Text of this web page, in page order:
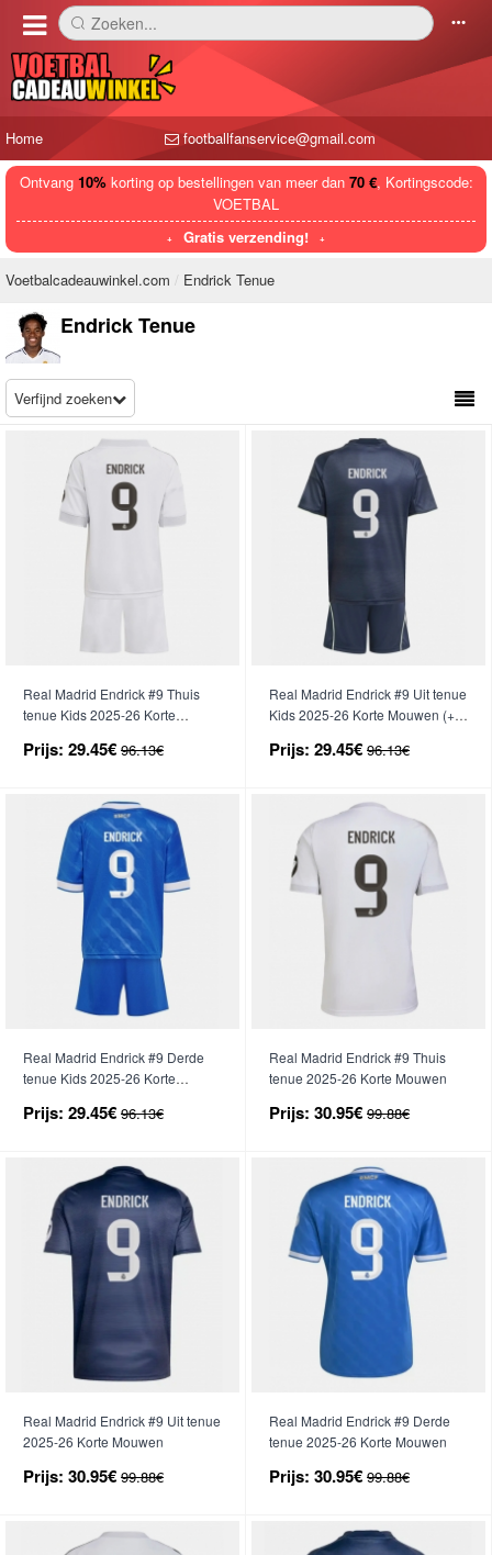
󰅼 Zoeken... 󰄒
Home footballfanservice@gmail.com
Ontvang 10%korting op bestellingen van meer dan 70 €, Kortingscode:
VOETBAL
Gratis verzending!
Voetbalcadeauwinkel.com Endrick Tenue
Endrick Tenue
Verfijnd zoeken
Real Madrid Endrick #9 Thuis
tenue Kids 2025-26 Korte
Prijs: 29.45€ 96.13€
Real Madrid Endrick #9 Uit tenue
Kids 2025-26 Korte Mouwen (+
Prijs: 29.45€ 96.13€
Real Madrid Endrick #9 Derde
tenue Kids 2025-26 Korte
Prijs: 29.45€ 96.13€
Real Madrid Endrick #9 Thuis
tenue 2025-26 Korte Mouwen
Prijs: 30.95€ 99.88€
Real Madrid Endrick #9 Uit tenue
2025-26 Korte Mouwen
Prijs: 30.95€ 99.88€
Real Madrid Endrick #9 Derde
tenue 2025-26 Korte Mouwen
Prijs: 30.95€ 99.88€